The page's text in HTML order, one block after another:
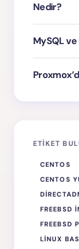
Nedir?
MySQL ve
ETIKET
CENTOS
CENTOS
FREEBSD
FREEBSD
LINUX